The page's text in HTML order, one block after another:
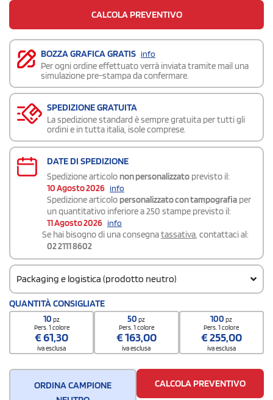
CALCOLA PREVENTIVO
BOZZA GRAFICA GRATIS info
Per ogni ordine effettuato verrà inviata tramite mail una
simulazione pre-stampa da confermare.
SPEDIZIONE GRATUITA
La spedizione standard è sempre gratuita per tutti gli
ordini e in tutta italia, isole comprese.
DATE DI SPEDIZIONE
Spedizione articolo non personalizzato previsto il:
10 Agosto 2026 info
Spedizione articolo personalizzato con tampografia per
un quantitativo inferiore a 250 stampe previsto il:
11 Agosto 2026 info
Se hai bisogno di una consegnatassativa, contattaci al:
02 2111 8602
Packaging e logistica (prodotto neutro)
Codice doganale
3924 9000
Quantità per scatola
QUANTITÀ CONSIGLIATE
10pz
Pers. 1 colore
€61,30
iva esclusa
50pz
Pers. 1 colore
€163,00
iva esclusa
100pz
Pers. 1 colore
€255,00
iva esclusa
ORDINA CAMPIONE
CALCOLA PREVENTIVO